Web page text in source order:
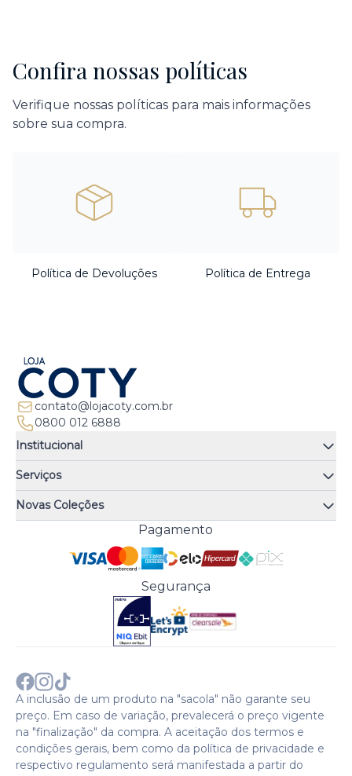
Confira nossas políticas
Verifique nossas políticas para mais informações
sobre sua compra.
Política de Devoluções Política de Entrega
contato@lojacoty.com.br
0800 012 6888
Institucional
Quem somos
Quiz de fragrâncias
Trocas e Devoluções
Troque Fácil
Perguntas Frequentes
Política de Pagamento
Política de Entrega
Política de Privacidade
Comprar com CNPJ?
Sobre a COTY no mundo
Serviços
Atendimento
Meus Pedidos
Trabalhe Conosco
Preferências de Cookies
Novas Coleções
Cenoura & Bronze
Pagamento
Segurança
A inclusão de um produto na "sacola" não garante seu
preço. Em caso de variação, prevalecerá o preço vigente
na "finalização" da compra. A aceitação dos termos e
condições gerais, bem como da política de privacidade e
respectivo regulamento será manifestada a partir do